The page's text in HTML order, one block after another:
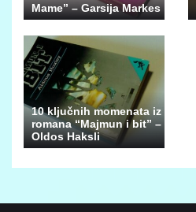
Mame” – Garsija Markes
10 ključnih momenata iz
romana “Majmun i bit” –
Oldos Haksli